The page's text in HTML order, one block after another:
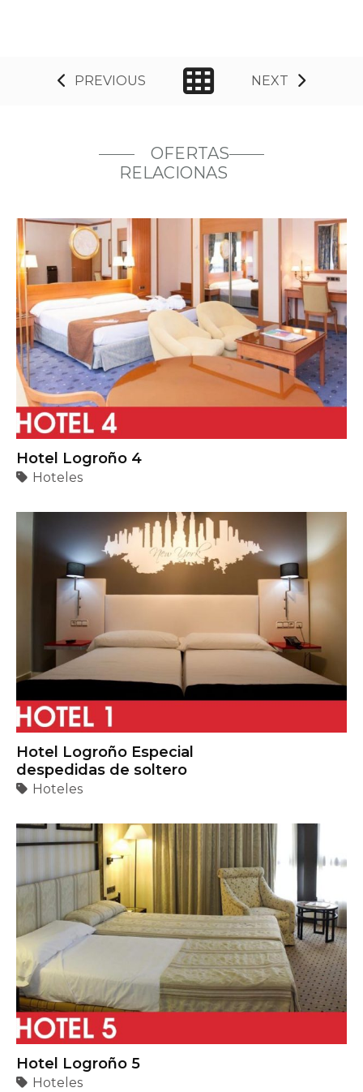
PREVIOUS NEXT
OFERTAS
RELACIONAS
Hotel Logroño 4
Hoteles
Hotel Logroño Especial
despedidas de soltero
Hoteles
Hotel Logroño 5
Hoteles